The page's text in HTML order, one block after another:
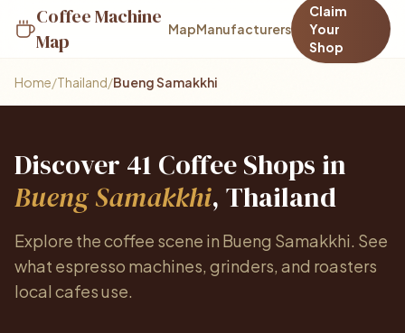
Coffee Machine
Map
MapManufacturers
Claim
Your
Shop
Home/Thailand/Bueng Samakkhi
Discover 41 Coffee Shops in
Bueng Samakkhi, Thailand
Explore the coffee scene in Bueng Samakkhi. See
what espresso machines, grinders, and roasters
local cafes use.